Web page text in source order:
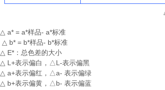
△ a* = a*样品- a*标准
△ b* = b*样品- b*标准
△ E* ：总色差的大小
△ L+表示偏白，△L-表示偏黑
△ a+表示偏红，△a- 表示偏绿
△ b+表示偏黄，△b- 表示偏蓝